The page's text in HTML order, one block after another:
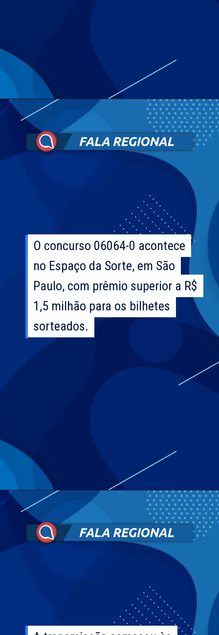
O concurso 06064-0 acontece
no Espaço da Sorte, em São
Paulo, com prêmio superior a R$
1,5 milhão para os bilhetes
sorteados.
O concurso 06064-0 acontece
no Espaço da Sorte, em São
Paulo, com prêmio superior a R$
1,5 milhão para os bilhetes
sorteados.